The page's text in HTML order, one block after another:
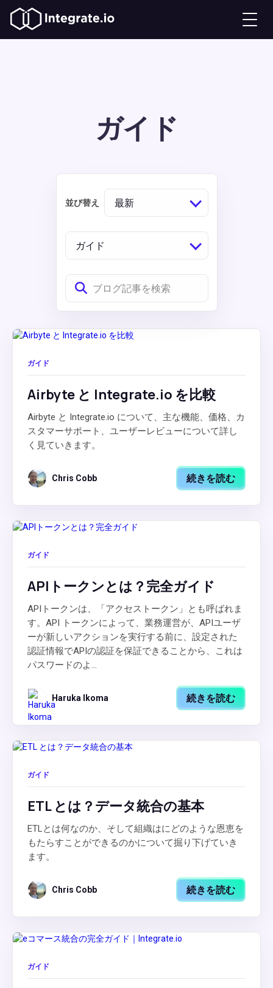
ガイド
ガイド
並び替え 最新
ガイド
Airbyte と Integrate.io を比較
Airbyte と Integrate.io について、主な機能、価格、カ
スタマーサポート、ユーザーレビューについて詳し
く見ていきます。
Chris Cobb 続きを読む
ガイド
APIトークンとは？完全ガイド
APIトークンは、「アクセストークン」とも呼ばれま
す。API トークンによって、業務運営が、APIユーザ
ーが新しいアクションを実行する前に、設定された
認証情報でAPIの認証を保証できることから、これは
パスワードのよ...
Haruka Ikoma 続きを読む
ガイド
ETL とは？データ統合の基本
ETLとは何なのか、そして組織はにどのような恩恵を
もたらすことができるのかについて掘り下げていき
ます。
Chris Cobb 続きを読む
ガイド